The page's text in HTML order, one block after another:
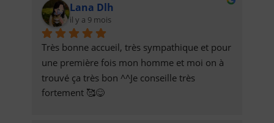
tarte flambée raclette au top !
Lana Dlh
il y a 9 mois
Très bonne accueil, très sympathique et pour
une première fois mon homme et moi on à
trouvé ça très bon ^^Je conseille très
fortement 🥰😋